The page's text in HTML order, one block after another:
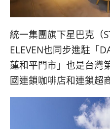
統一集團旗下星巴克（
ELEVEN也同步進駐「
蓮和平門市」也是台灣
國連鎖咖啡店和連鎖超